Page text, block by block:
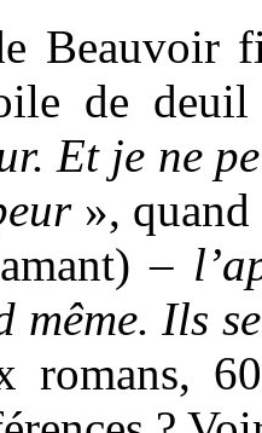
Beauvoir
de
Et je ne
»,
–
même. Ils
romans,